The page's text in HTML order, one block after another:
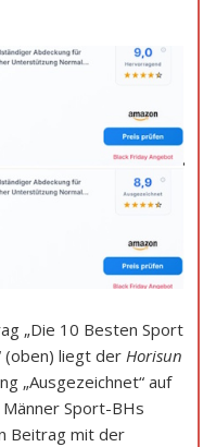
„Die 10 Besten Sport
(oben) liegt der Horisun
„Ausgezeichnet“ auf
Sport-BHs
Beitrag mit der